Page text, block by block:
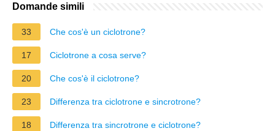
Domande simili
33 Che cos'è un ciclotrone?
17 Ciclotrone a cosa serve?
20 Che cos'è il ciclotrone?
23 Differenza tra ciclotrone e sincrotrone?
18 Differenza tra sincrotrone e ciclotrone?